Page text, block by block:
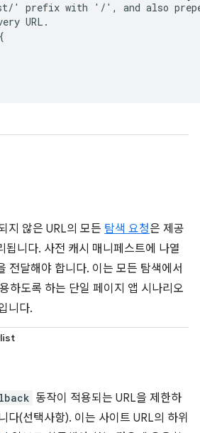
' prefix with '/', and also
URL.
지 않은 URL의 모든 탐색 요청은 제공
됩니다. 사전 캐시 매니페스트에 나열
전달해야 합니다. 이는 모든 탐색에서
하도록 하는 단일 페이지 앱 시나리오
니다.
동작이 적용되는 URL을 제한하
다(선택사항). 이는 사이트 URL의 하위